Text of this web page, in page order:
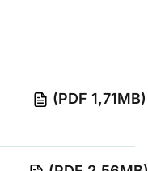
(PDF 1,71MB)